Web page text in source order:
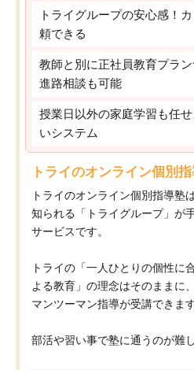
トライグループの安心感！
頼できる
教師と別に正社員教育プラ
進路相談も可能
授業日以外の家庭学習も任
いシステム
トライのオンライン個別
トライのオンライン個別指導塾
知られる「トライグループ」が
サービスです。
トライの「一人ひとりの個性に
よる教育」の理念はそのままに
マンツーマン指導が受講できます
部活や習い事で塾に通うのが難し